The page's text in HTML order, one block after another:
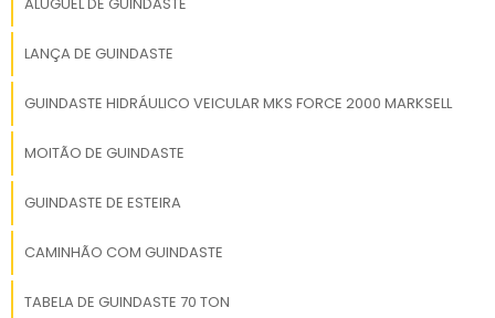
LANÇA DE GUINDASTE
GUINDASTE HIDRÁULICO VEICULAR MKS FORCE 2000 MARKSELL
MOITÃO DE GUINDASTE
GUINDASTE DE ESTEIRA
CAMINHÃO COM GUINDASTE
TABELA DE GUINDASTE 70 TON